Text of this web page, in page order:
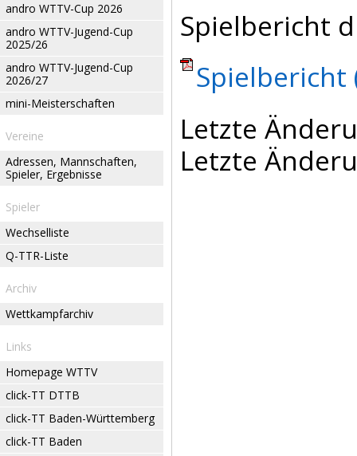
andro WTTV-Cup 2026
andro WTTV-Jugend-Cup
2025/26
andro WTTV-Jugend-Cup
2026/27
mini-Meisterschaften
Vereine
Adressen, Mannschaften,
Spieler, Ergebnisse
Spieler
Wechselliste
Q-TTR-Liste
Archiv
Wettkampfarchiv
Links
Homepage WTTV
click-TT DTTB
click-TT Baden-Württemberg
click-TT Baden
Spielbericht
Spielbericht
Letzte
Letzte